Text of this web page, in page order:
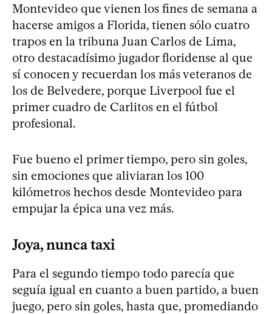
Montevideo que vienen los fines de semana a
hacerse amigos a Florida, tienen sólo cuatro
trapos en la tribuna Juan Carlos de Lima,
otro destacadísimo jugador floridense al que
sí conocen y recuerdan los más veteranos de
los de Belvedere, porque Liverpool fue el
primer cuadro de Carlitos en el fútbol
profesional.
Fue bueno el primer tiempo, pero sin goles,
sin emociones que aliviaran los 100
kilómetros hechos desde Montevideo para
empujar la épica una vez más.
Joya, nunca taxi
Para el segundo tiempo todo parecía que
seguía igual en cuanto a buen partido, a buen
juego, pero sin goles, hasta que, promediando